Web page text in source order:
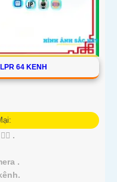
64 KENH
.
.